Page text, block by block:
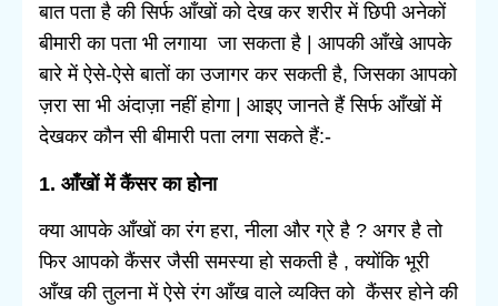
बात पता है की सिर्फ आँखों को देख कर शरीर में छिपी अनेकों
बीमारी का पता भी लगाया जा सकता है | आपकी आँखे आपके
बारे में ऐसे-ऐसे बातों का उजागर कर सकती है, जिसका आपको
ज़रा सा भी अंदाज़ा नहीं होगा | आइए जानते हैं सिर्फ आँखों में
देखकर कौन सी बीमारी पता लगा सकते हैं:-
1. आँखों में कैंसर का होना
क्या आपके आँखों का रंग हरा, नीला और ग्रे है ? अगर है तो
फिर आपको कैंसर जैसी समस्या हो सकती है , क्योंकि भूरी
आँख की तुलना में ऐसे रंग आँख वाले व्यक्ति को कैंसर होने की